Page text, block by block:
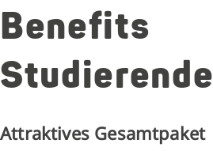
Benefits
Studierende
Attraktives Gesamtpaket